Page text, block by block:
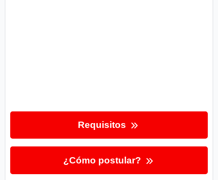
Requisitos
¿Cómo postular?